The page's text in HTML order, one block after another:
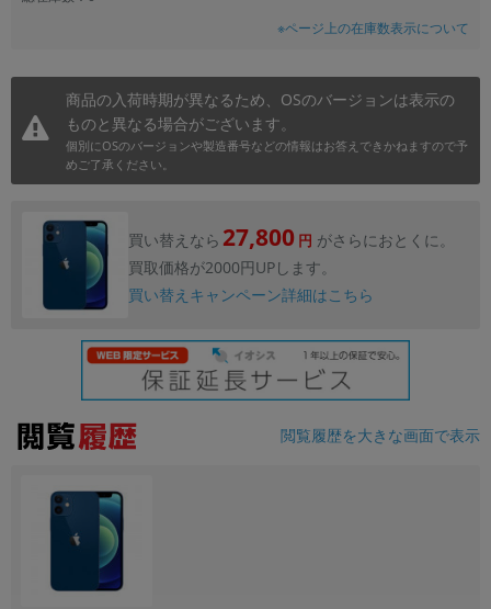
※ページ上の在庫数表示について
商品の入荷時期が異なるため、OSのバージョンは表示の
ものと異なる場合がございます。
個別にOSのバージョンや製造番号などの情報はお答えできかねますので予
めご了承ください。
買い替えなら 27,800 円 がさらにおとくに。
買取価格が2000円UPします。
買い替えキャンペーン詳細はこちら
閲覧履歴を大きな画面で表示
年 月 まで
各項目のチェックボックスは「or検索」となります。
ただし機能別のみ「and検索」となります。